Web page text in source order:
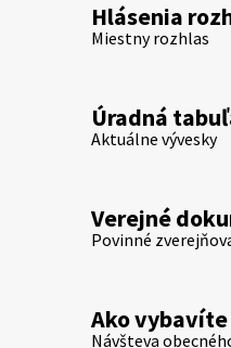
Hlásenia
Miestny rozhlas
Úradná
Aktuálne vývesky
Verejné
Povinné
Ako vybavíte
Návšteva